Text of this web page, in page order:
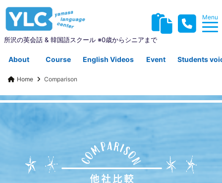
所沢の英会話 & 韓国語スクール ※0歳からシニアまで
Menu
About
YLCについて
Course
コース紹介
English Videos Event Students
Home Comparison